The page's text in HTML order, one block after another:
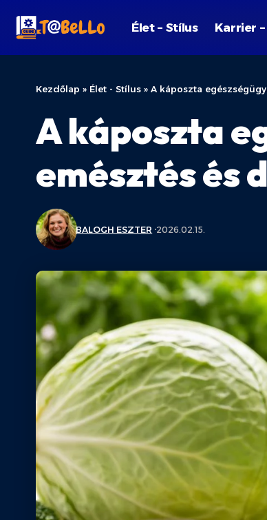
Élet – Stílus Karrier
Kezdőlap » Élet - Stílus » A káposzta
A káposzta
emésztés és
BALOGH ESZTER 2026.02.15.